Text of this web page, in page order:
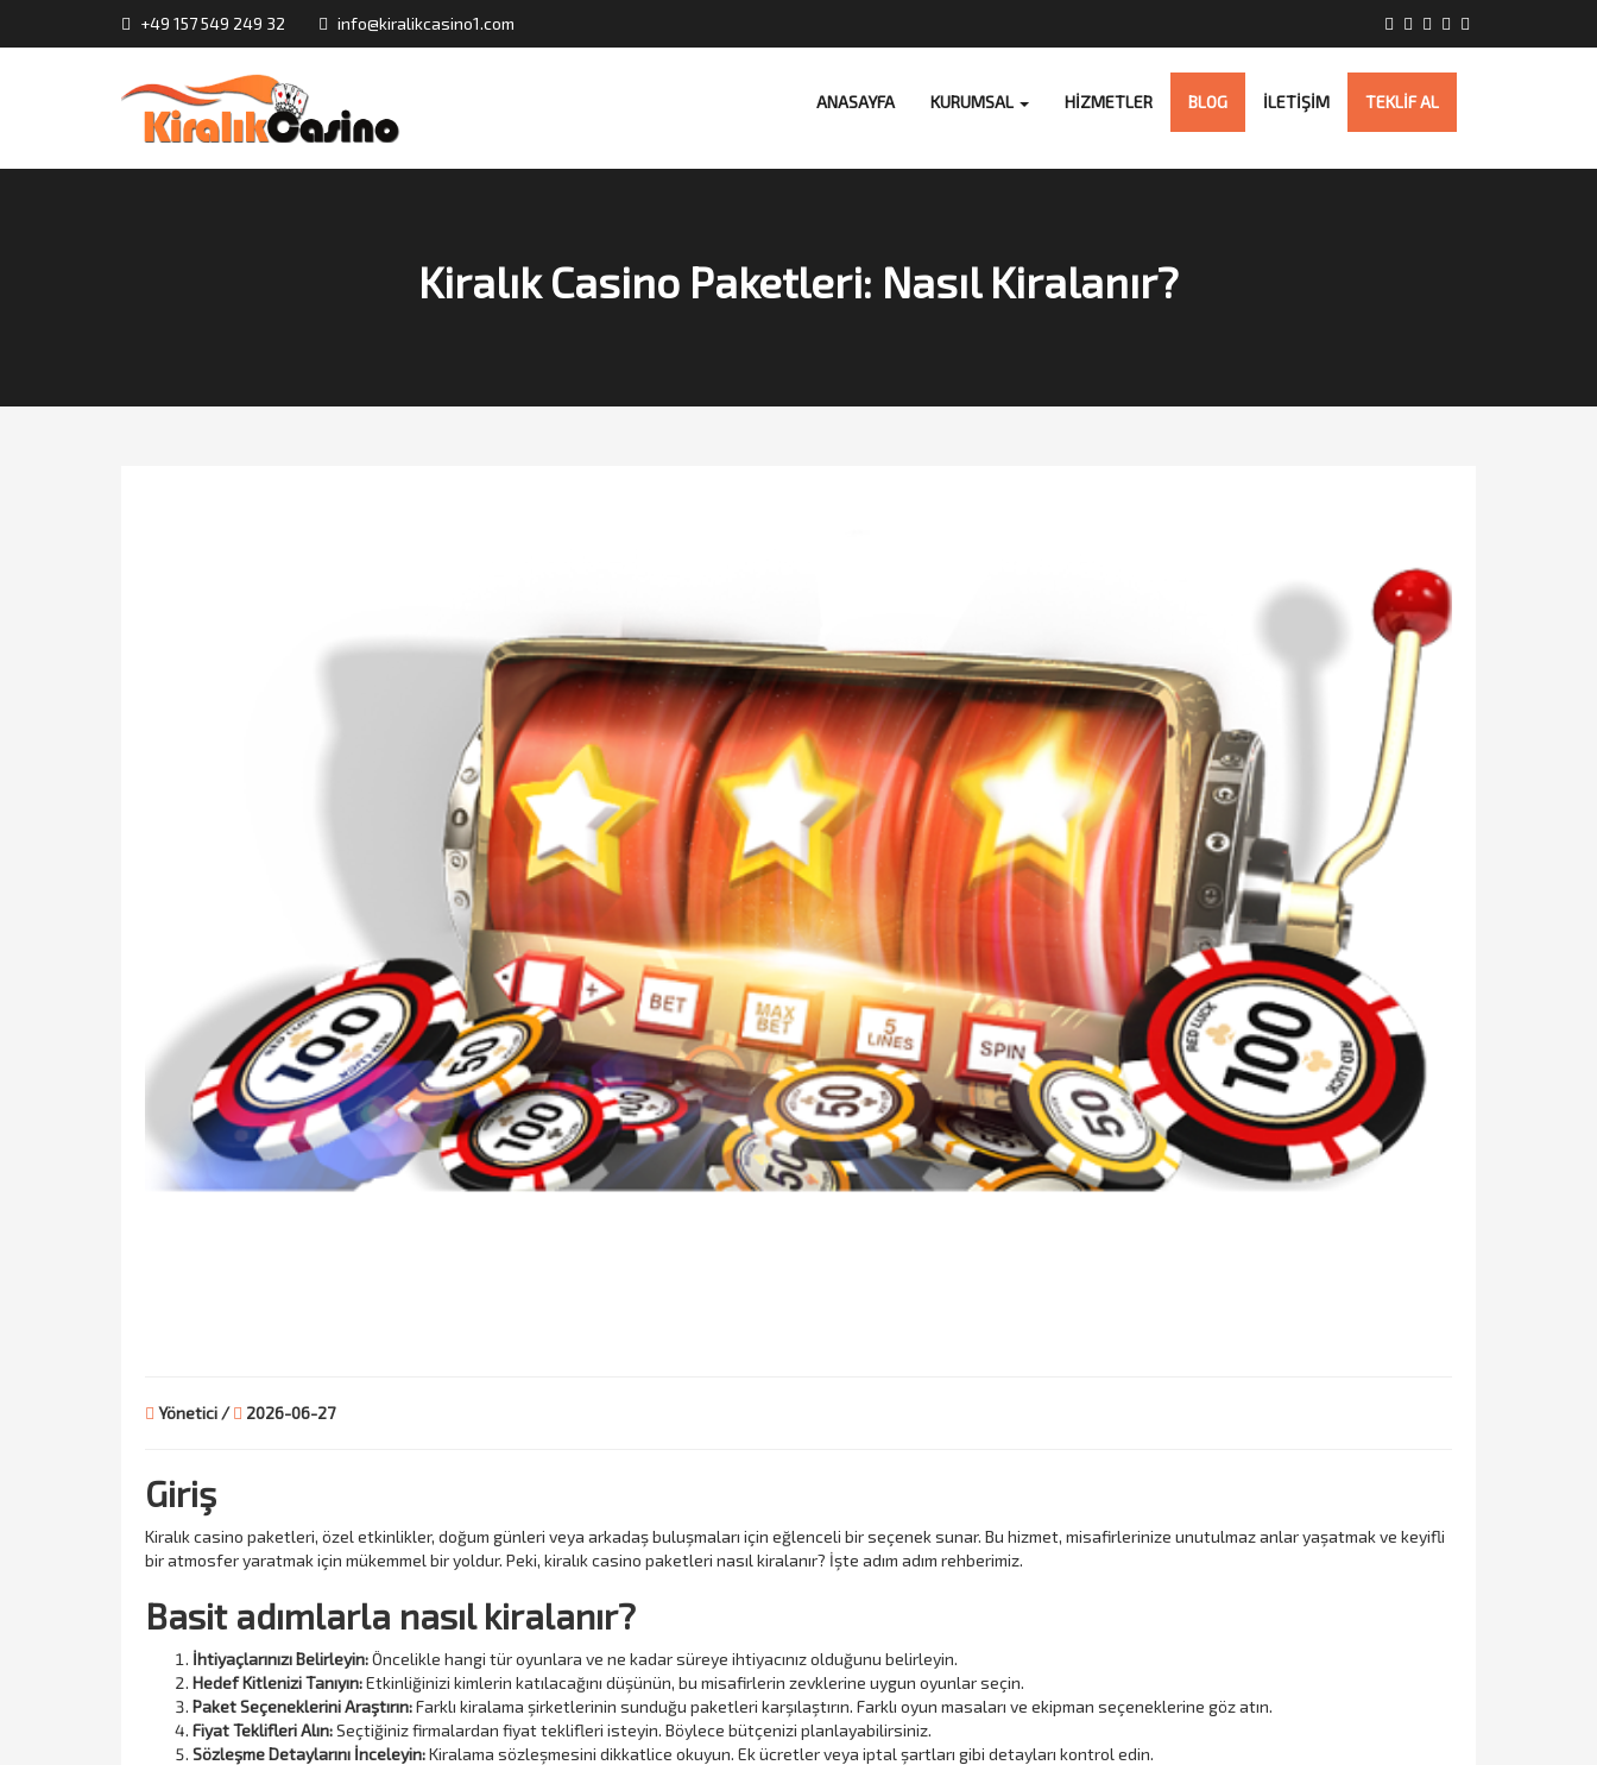
+49 157 549 249 32 info@kiralikcasino1.com
ANASAYFA KURUMSAL HİZMETLER BLOG İLETİŞİM TEKLİF AL
Kiralık Casino Paketleri: Nasıl Kiralanır?
Yönetici / 2026-06-27
Giriş
Kiralık casino paketleri, özel etkinlikler, doğum günleri veya arkadaş buluşmaları için eğlenceli bir seçenek sunar. Bu hizmet, misafirlerinize unutulmaz anlar yaşatmak ve keyifli
bir atmosfer yaratmak için mükemmel bir yoldur. Peki, kiralık casino paketleri nasıl kiralanır? İşte adım adım rehberimiz.
Basit adımlarla nasıl kiralanır?
İhtiyaçlarınızı Belirleyin:Öncelikle hangi tür oyunlara ve ne kadar süreye ihtiyacınız olduğunu belirleyin.
Hedef Kitlenizi Tanıyın:Etkinliğinizi kimlerin katılacağını düşünün, bu misafirlerin zevklerine uygun oyunlar seçin.
Paket Seçeneklerini Araştırın:Farklı kiralama şirketlerinin sunduğu paketleri karşılaştırın. Farklı oyun masaları ve ekipman seçeneklerine göz atın.
Fiyat Teklifleri Alın:Seçtiğiniz firmalardan fiyat teklifleri isteyin. Böylece bütçenizi planlayabilirsiniz.
Sözleşme Detaylarını İnceleyin:Kiralama sözleşmesini dikkatlice okuyun. Ek ücretler veya iptal şartları gibi detayları kontrol edin.